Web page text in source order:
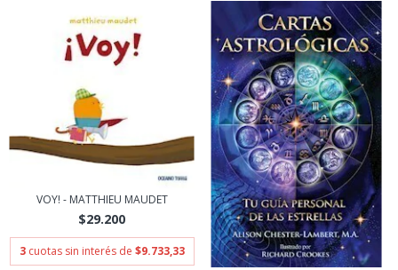
VOY! - MATTHIEU MAUDET
$29.200
3 cuotas sin interés de $9.733,33